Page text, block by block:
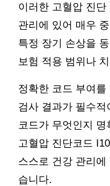
이러한 고혈압 진
관리에 있어 매우
특정 장기 손상을
보험 적용 범위나
정확한 코드 부여
검사 결과가 필수
코드가 무엇인지
고혈압 진단코드
스스로 건강 관리
습니다.